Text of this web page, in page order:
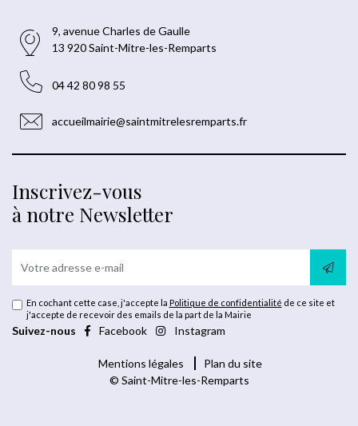
9, avenue Charles de Gaulle
13 920 Saint-Mitre-les-Remparts
04 42 80 98 55
accueilmairie@saintmitrelesremparts.fr
Inscrivez-vous
à notre Newsletter
En cochant cette case, j'accepte la Politique de confidentialité de ce site et
j'accepte de recevoir des emails de la part de la Mairie
Suivez-nous Facebook Instagram
Mentions légales
Plan du site
© Saint-Mitre-les-Remparts